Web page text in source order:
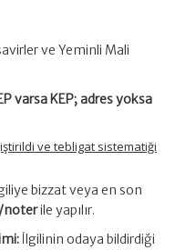
ve Yeminli Mali
varsa KEP; adres yoksa
ve tebligat sistematiği
bizzat veya en son
noterile yapılır.
İlgilinin odaya bildirdiği